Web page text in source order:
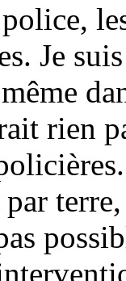
Je
rien